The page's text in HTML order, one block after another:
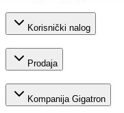
Korisnički nalog
Prodaja
Kompanija Gigatron